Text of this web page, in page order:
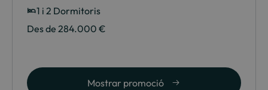
1 i 2 Dormitoris
Des de 284.000 €
Mostrar promoció